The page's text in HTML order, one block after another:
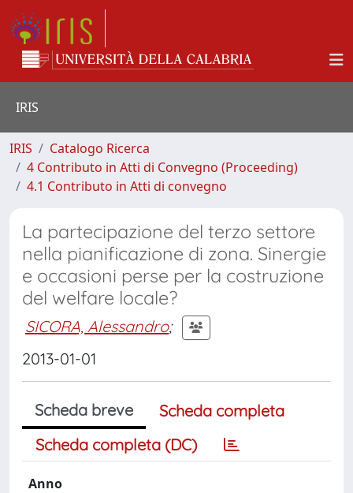
IRIS
IRIS
Catalogo Ricerca
4 Contributo in Atti di Convegno (Proceeding)
4.1 Contributo in Atti di convegno
La partecipazione del terzo settore
nella pianificazione di zona. Sinergie
e occasioni perse per la costruzione
del welfare locale?
SICORA, Alessandro;
2013-01-01
Scheda breve
Scheda completa
Scheda completa (DC)
Anno